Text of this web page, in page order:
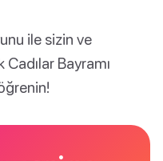
ile sizin ve
Cadılar Bayramı